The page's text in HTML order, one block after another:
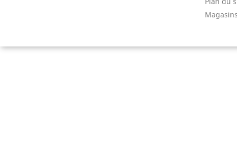
Magasins